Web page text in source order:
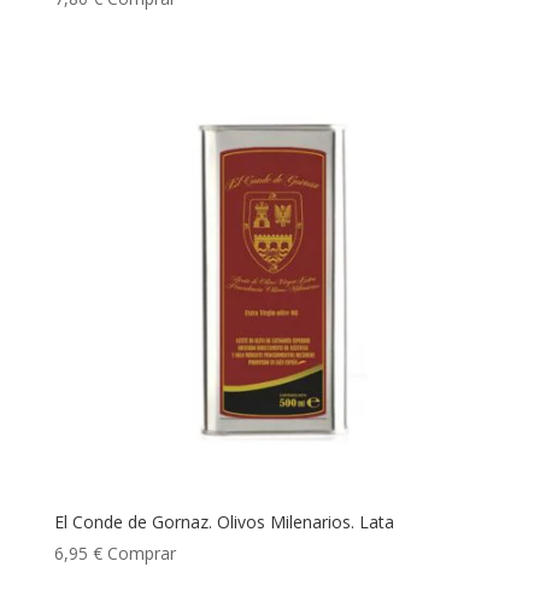
El Conde de Gornaz. Olivos Milenarios. Lata
6,95 € Comprar